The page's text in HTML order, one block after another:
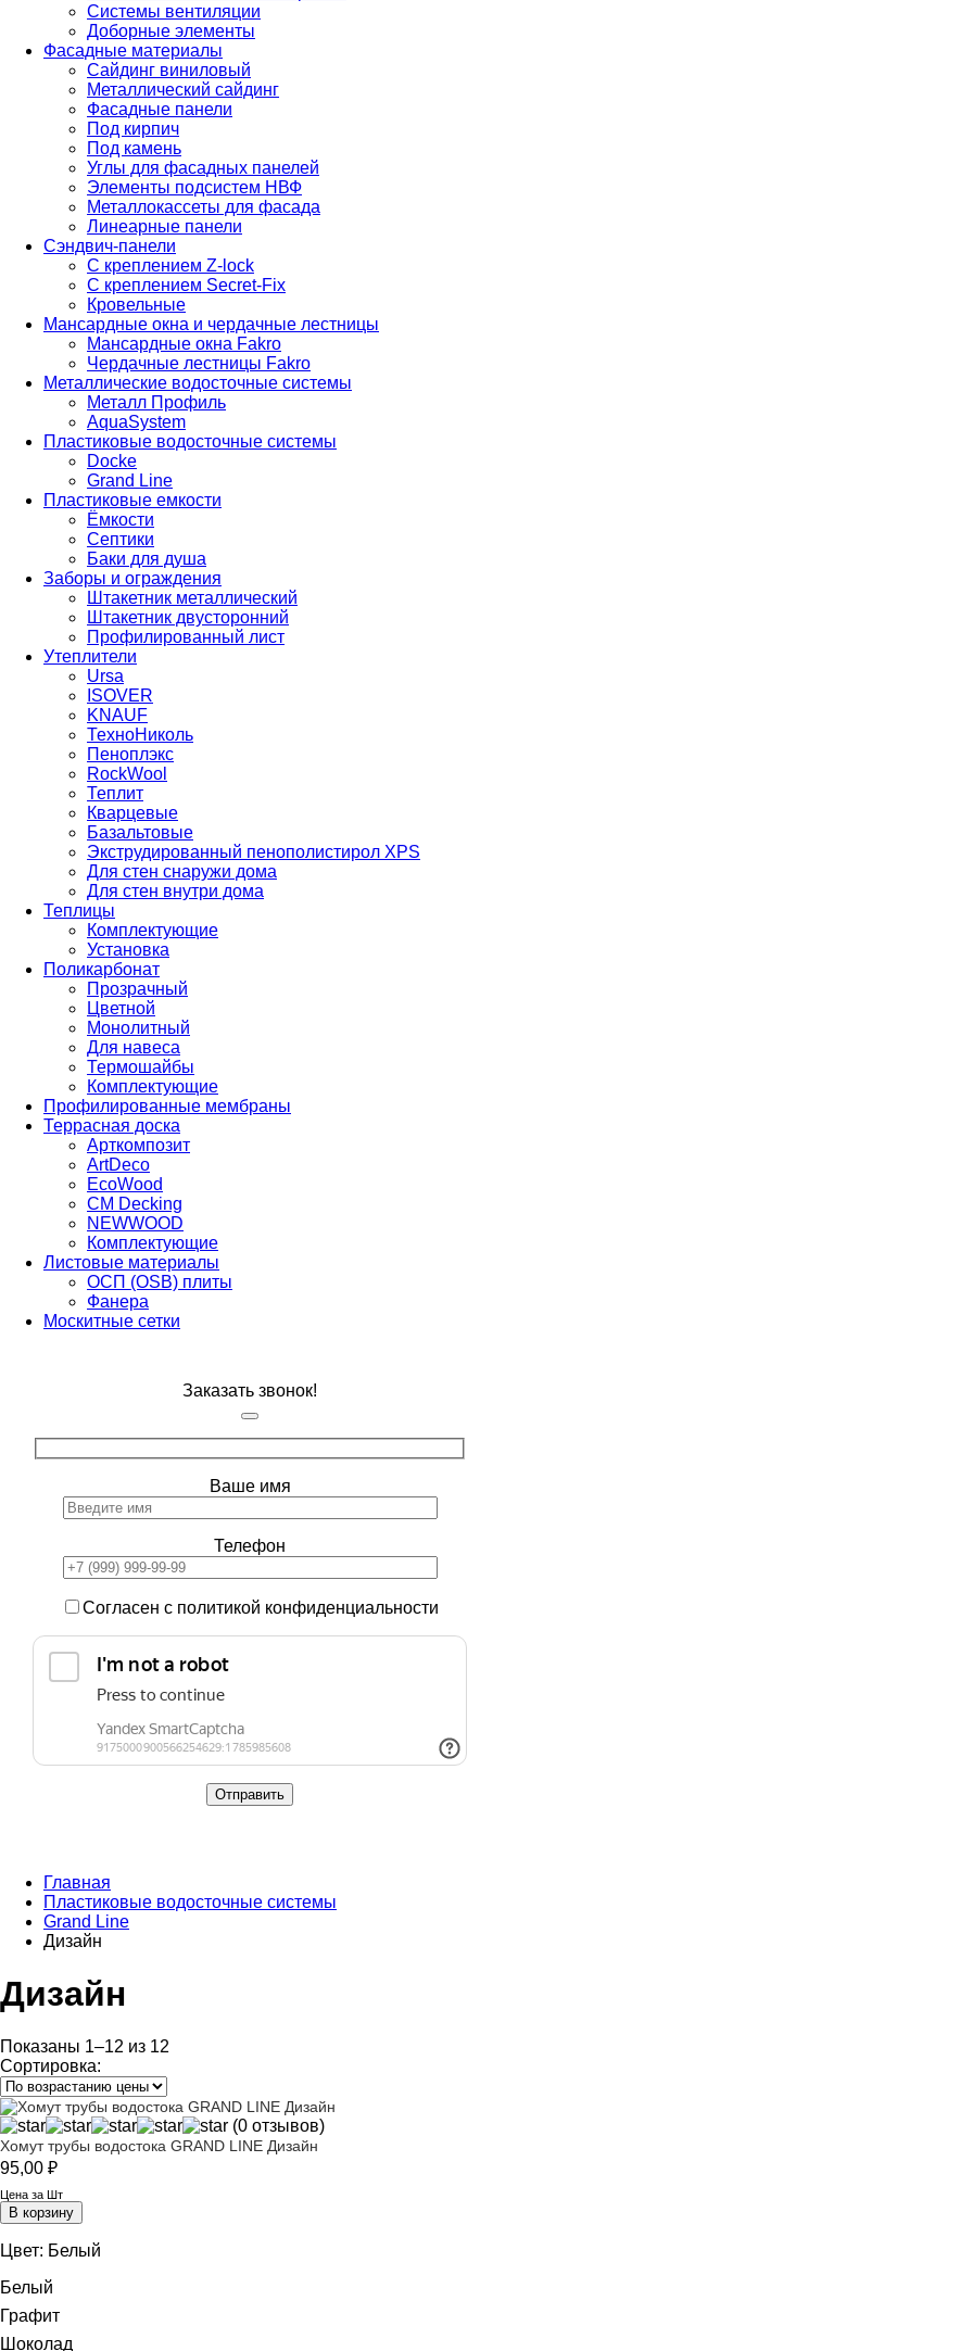
Системы вентиляции
Доборные элементы
Фасадные материалы
Сайдинг виниловый
Металлический сайдинг
Фасадные панели
Под кирпич
Под камень
Углы для фасадных панелей
Элементы подсистем НВФ
Металлокассеты для фасада
Линеарные панели
Сэндвич-панели
С креплением Z-lock
С креплением Secret-Fix
Кровельные
Мансардные окна и чердачные лестницы
Мансардные окна Fakro
Чердачные лестницы Fakro
Металлические водосточные системы
Металл Профиль
AquaSystem
Пластиковые водосточные системы
Docke
Grand Line
Пластиковые емкости
Ёмкости
Септики
Баки для душа
Заборы и ограждения
Штакетник металлический
Штакетник двусторонний
Профилированный лист
Утеплители
Ursa
ISOVER
KNAUF
ТехноНиколь
Пеноплэкс
RockWool
Теплит
Кварцевые
Базальтовые
Экструдированный пенополистирол XPS
Для стен снаружи дома
Для стен внутри дома
Теплицы
Комплектующие
Установка
Поликарбонат
Прозрачный
Цветной
Монолитный
Для навеса
Термошайбы
Комплектующие
Профилированные мембраны
Террасная доска
Арткомпозит
ArtDeco
EcoWood
CM Decking
NEWWOOD
Комплектующие
Листовые материалы
ОСП (OSB) плиты
Фанера
Москитные сетки
Заказать звонок!
Ваше имя
Телефон
Согласен с политикой конфиденциальности
Главная
Пластиковые водосточные системы
Grand Line
Дизайн
Дизайн
Показаны 1–12 из 12
Сортировка:
(0 отзывов)
Хомут трубы водостока GRAND LINE Дизайн
95,00 ₽
Цена за Шт
В корзину
Цвет: Белый
Белый
Графит
Шоколад